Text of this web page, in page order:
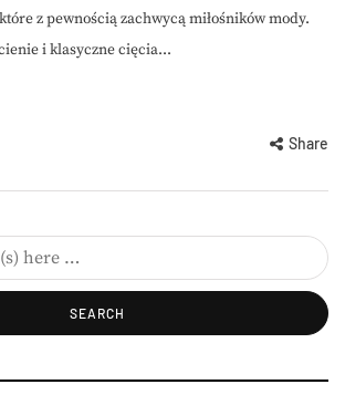
z pewnością zachwycą miłośników mody.
i klasyczne cięcia...
Share